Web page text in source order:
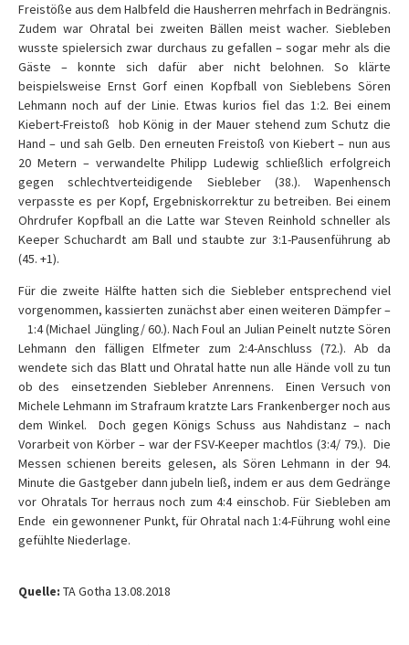
Freistöße aus dem Halbfeld die Hausherren mehrfach in Bedrängnis.
Zudem war Ohratal bei zweiten Bällen meist wacher. Siebleben
wusste spielersich zwar durchaus zu gefallen – sogar mehr als die
Gäste – konnte sich dafür aber nicht belohnen. So klärte
beispielsweise Ernst Gorf einen Kopfball von Sieblebens Sören
Lehmann noch auf der Linie. Etwas kurios fiel das 1:2. Bei einem
Kiebert-Freistoß hob König in der Mauer stehend zum Schutz die
Hand – und sah Gelb. Den erneuten Freistoß von Kiebert – nun aus
20 Metern – verwandelte Philipp Ludewig schließlich erfolgreich
gegen schlechtverteidigende Siebleber (38.). Wapenhensch
verpasste es per Kopf, Ergebniskorrektur zu betreiben. Bei einem
Ohrdrufer Kopfball an die Latte war Steven Reinhold schneller als
Keeper Schuchardt am Ball und staubte zur 3:1-Pausenführung ab
(45. +1).
Für die zweite Hälfte hatten sich die Siebleber entsprechend viel
vorgenommen, kassierten zunächst aber einen weiteren Dämpfer –
1:4 (Michael Jüngling/ 60.). Nach Foul an Julian Peinelt nutzte Sören
Lehmann den fälligen Elfmeter zum 2:4-Anschluss (72.). Ab da
wendete sich das Blatt und Ohratal hatte nun alle Hände voll zu tun
ob des einsetzenden Siebleber Anrennens. Einen Versuch von
Michele Lehmann im Strafraum kratzte Lars Frankenberger noch aus
dem Winkel. Doch gegen Königs Schuss aus Nahdistanz – nach
Vorarbeit von Körber – war der FSV-Keeper machtlos (3:4/ 79.). Die
Messen schienen bereits gelesen, alsSören Lehmann in der 94.
Minute die Gastgeber dann jubeln ließ, indem er aus dem Gedränge
vor Ohratals Tor herraus noch zum 4:4 einschob. Für Siebleben am
Ende ein gewonnener Punkt, für Ohratal nach 1:4-Führung wohl eine
gefühlte Niederlage.
Quelle: TA Gotha 13.08.2018